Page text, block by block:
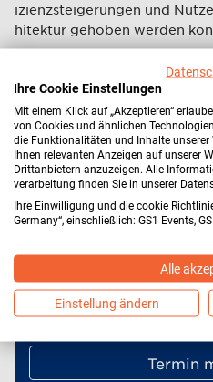
izienzsteigerungen und
hitektur gehoben werden
"SPOT ON: 2D Code"
– und liefert den
bei ECR iN MOTiON 2026
hr zur B2B-Convention des
29.04.2026
14:00 - 14:45 Uhr
Jetzt
Termin
Ihre Cookie Einstellungen
Mit einem Klick auf „Akzeptieren“
von Cookies und ähnlichen
die Funktionalitäten und Inhalte
Ihnen relevanten Anzeigen auf unserer
Drittanbietern anzuzeigen. Alle
verarbeitung finden Sie in unserer
Ihre Einwilligung und die cookie
Germany“, einschließlich: GS1 Events,
Alle
Einstellung ändern